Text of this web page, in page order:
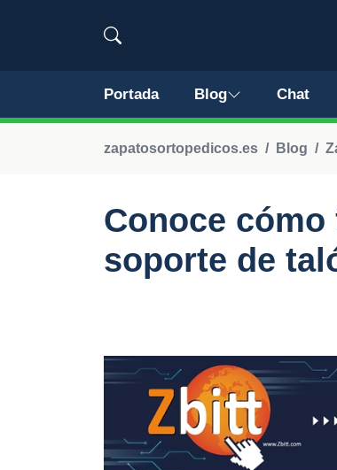
Portada Blog Chat
zapatosortopedicos.es Blog
Conoce
soporte de